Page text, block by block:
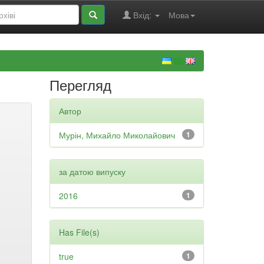
Мова
Вхід:
Перегляд
Автор
1
Мурін, Михайло Миколайович
за датою випуску
1
2016
Has File(s)
1
true